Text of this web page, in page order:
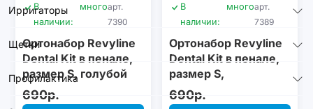
Ирригаторы
Щетки
Профилактика
В
наличии:
многоарт.
7390
Ортонабор Revyline
Dental Kit в пенале,
размер S, голубой
690р.
В
наличии:
многоарт.
7389
Ортонабор Revyline
Dental Kit в пенале,
размер S,
оранжевый
690р.